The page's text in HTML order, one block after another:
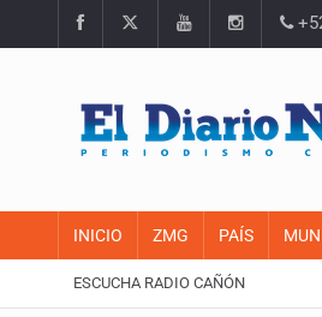
INICIO ZMG PAÍS
ESCUCHA RADIO CAÑÓN